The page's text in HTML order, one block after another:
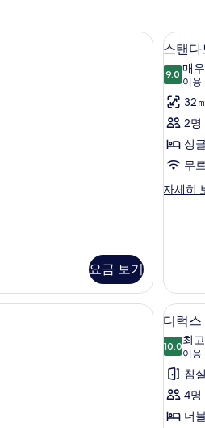
객실 내 금고, 책상, 방음 설비, 무료 WiFi
요금 보기
스
탠
다
드
트
윈
룸
사
기
4
스탠다
9.09.0점
매
이용
(이
용
후
기
4
개)
32
2명
싱
무
자세히
스
자
세
히
보
기
객실 내 금고, 책상, 방음 설비, 무료 WiFi
디
럭
스
트
윈
룸
7
디럭스
10.010.0점
최
이용
(이
용
후
기
침
4명
더